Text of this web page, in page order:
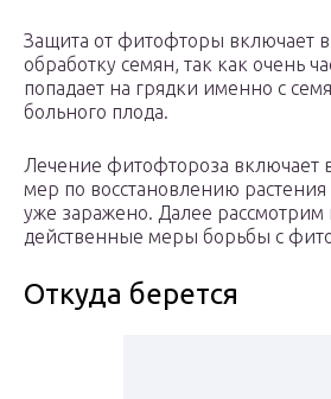
Защита от фитофторы включает в
обработку семян, так как очень
попадает на грядки именно с
больного плода.
Лечение фитофтороза включает
мер по восстановлению растения
уже заражено. Далее
действенные меры борьбы с
Откуда берется